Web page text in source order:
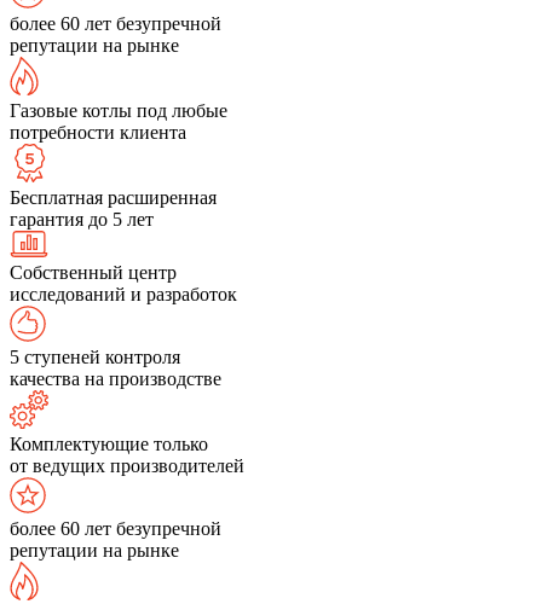
более 60 лет безупречной
репутации на рынке
Газовые котлы под любые
потребности клиента
Бесплатная расширенная
гарантия до 5 лет
Собственный центр
исследований и разработок
5 ступеней контроля
качества на производстве
Комплектующие только
от ведущих производителей
более 60 лет безупречной
репутации на рынке